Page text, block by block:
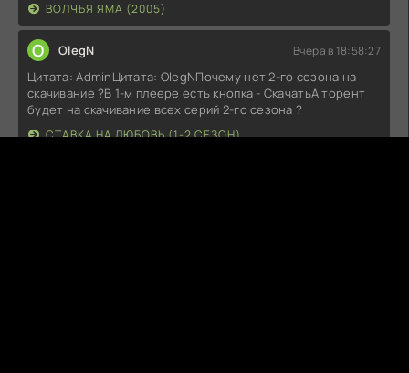
ВОЛЧЬЯ ЯМА (2005)
O OlegN Вчера в 18:58:27
Цитата: AdminЦитата: OlegNПочему нет 2-го сезона на
скачивание ?В 1-м плеере есть кнопка - СкачатьА торент
будет на скачивание всех серий 2-го сезона ?
СТАВКА НА ЛЮБОВЬ (1-2 СЕЗОН)